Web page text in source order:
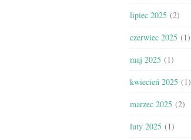
lipiec 2025 (2)
czerwiec 2025 (1)
maj 2025 (1)
kwiecień 2025 (1)
marzec 2025 (2)
luty 2025 (1)